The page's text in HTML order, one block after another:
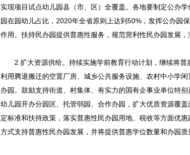
实现项目试点幼儿园县（市、区）全覆盖。各地要制定公办
园在园幼儿占比，2020年全省原则上达到50%，发挥公办园
作用。扶持民办园提供普惠性服务，规范营利性民办园发展，
2.扩大资源供给。持续实施学前教育行动计划，继续将普
利用腾退搬迁的空置厂房、城乡公共服务设施、农村中小学
办园。鼓励支持街道、村集体、有实力的国有企事业单位特
幼儿园开办分园区、托管弱园、合作办园，扩大优质资源覆
定标准和扶持政策，落实普惠性民办园用地、税收等方面优
方式支持普惠性民办园发展，并将提供普惠学位数量和办园质